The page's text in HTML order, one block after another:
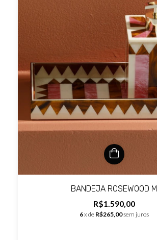
BANDEJA ROSEWOOD M
R$1.590,00
6x de R$265,00sem juros